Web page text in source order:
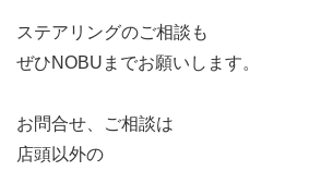
ステアリングのご相談も
ぜひNOBUまでお願いします。
お問合せ、ご相談は
店頭以外の